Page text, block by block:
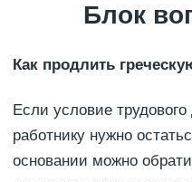
Блок
Как продлить
Если условие трудового
работнику нужно
основании можно